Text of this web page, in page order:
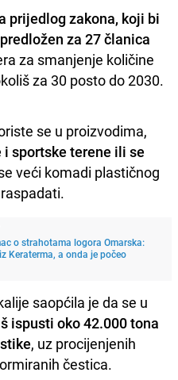
prijedlog zakona, koji bi
za 27 članica
za smanjenje količine
za 30 posto do 2030.
se u proizvodima,
sportske terene ili se
veći komadi plastičnog
o strahotama logora Omarska:
Keraterma, a onda je počeo
saopćila je da se u
ispusti oko 42.000 tona
, uz procijenjenih
čestica.